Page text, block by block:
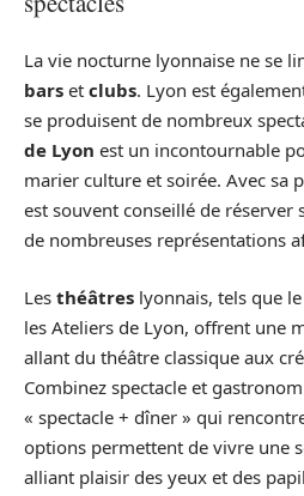
La vie nocturne lyonnaise ne se
bars et clubs. Lyon est
se produisent de nombreux
de Lyon est un incontournable
marier culture et soirée. Avec sa
est souvent conseillé de réserver
de nombreuses représentations
Les théâtres lyonnais, tels que
les Ateliers de Lyon, offrent une
allant du théâtre classique aux
Combinez spectacle et
« spectacle + dîner » qui
options permettent de vivre une
alliant plaisir des yeux et des